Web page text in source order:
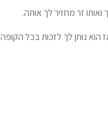
זר מחזיר לך אותה.
נותן לך לזכות בכל